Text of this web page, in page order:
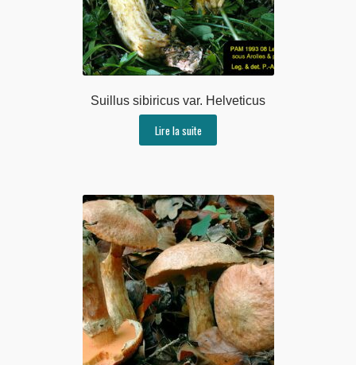
Suillus sibiricus var. Helveticus
Lire la suite